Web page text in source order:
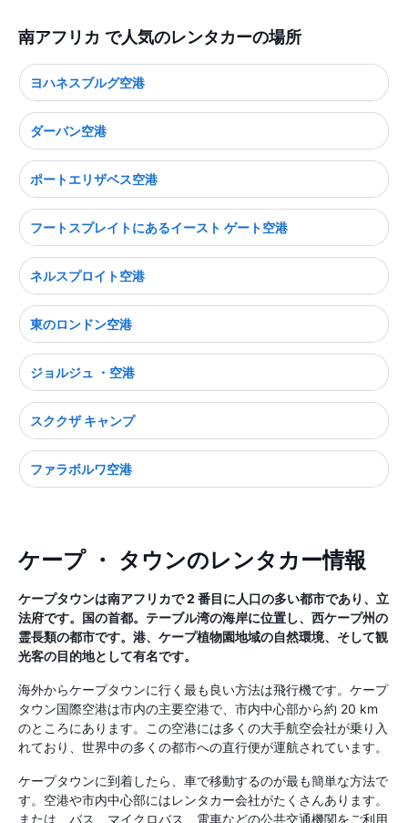
南アフリカ で人気のレンタカーの場所
ヨハネスブルグ空港
ダーバン空港
ポートエリザベス空港
フートスプレイトにあるイースト ゲート空港
ネルスプロイト空港
東のロンドン空港
ジョルジュ ・空港
スククザ キャンプ
ファラボルワ空港
ケープ ・ タウンのレンタカー情報
ケープタウンは南アフリカで 2 番目に人口の多い都市であり、立
法府です。国の首都。テーブル湾の海岸に位置し、西ケープ州の
霊長類の都市です。港、ケープ植物園地域の自然環境、そして観
光客の目的地として有名です。
海外からケープタウンに行く最も良い方法は飛行機です。ケープ
タウン国際空港は市内の主要空港で、市内中心部から約 20 km
のところにあります。この空港には多くの大手航空会社が乗り入
れており、世界中の多くの都市への直行便が運航されています。
ケープタウンに到着したら、車で移動するのが最も簡単な方法で
す。空港や市内中心部にはレンタカー会社がたくさんあります。
または、バス、マイクロバス、電車などの公共交通機関をご利用